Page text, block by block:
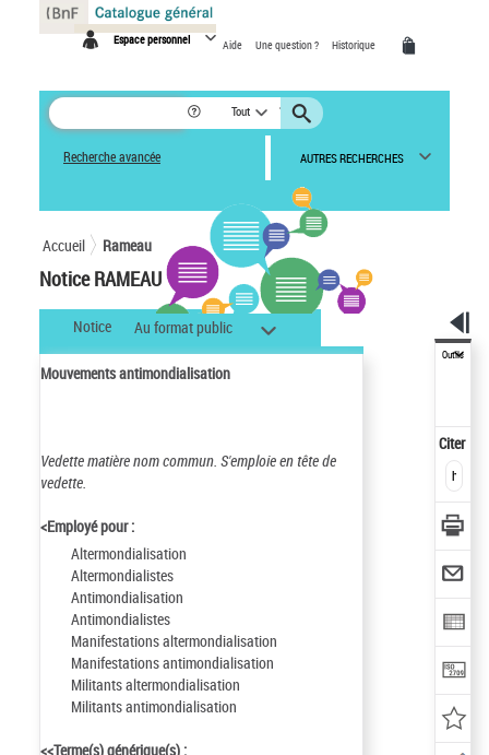
Espace personnel Aide Une question ? Historique
Tout
Recherche avancée AUTRES RECHERCHES
Accueil Rameau
Notice RAMEAU
Notice Au format public
Mouvements antimondialisation
Vedette matière nom commun. S'emploie en tête de
vedette.
<Employé pour :
Altermondialisation
Altermondialistes
Antimondialisation
Antimondialistes
Manifestations altermondialisation
Manifestations antimondialisation
Militants altermondialisation
Militants antimondialisation
<<Terme(s) générique(s) :
Outils
Citer
Panneau de gestion des cookies